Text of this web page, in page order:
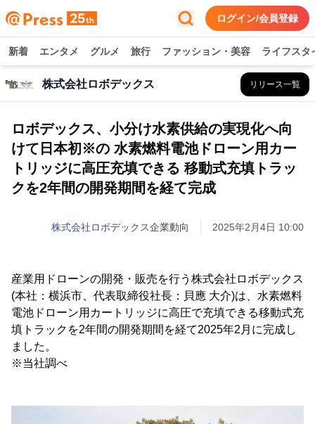
ログイン/会員登録
新着 エンタメ グルメ 旅行 ファッション・美容 ライフスタ
株式会社ロボデックス リリース一覧
ロボデックス、小分け水素供給の実現化へ向
けて日本初※の 水素燃料電池ドローン用カー
トリッジに高圧充填できる 移動式充填トラッ
クを2年間の開発期間を経て完成
株式会社ロボデックス企業動向 2025年2月4日 10:00
産業用ドローンの開発・販売を行う株式会社ロボデックス
(本社：横浜市、代表取締役社長：貝應 大介)は、水素燃料
電池ドローン用カートリッジに高圧で充填できる移動式充
填トラックを2年間の開発期間を経て2025年2月に完成し
ました。
※当社調べ